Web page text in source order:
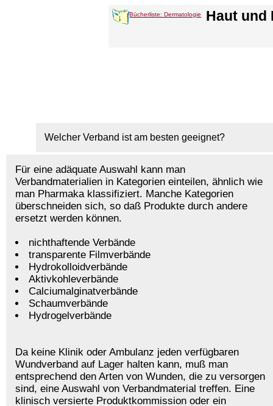
Bücherliste: Dermatologie Haut und
Welcher Verband ist am besten geeignet?
Für eine adäquate Auswahl kann man
Verbandmaterialien in Kategorien einteilen, ähnlich wie
man Pharmaka klassifiziert. Manche Kategorien
überschneiden sich, so daß Produkte durch andere
ersetzt werden können.
nichthaftende Verbände
transparente Filmverbände
Hydrokolloidverbände
Aktivkohleverbände
Calciumalginatverbände
Schaumverbände
Hydrogelverbände
Da keine Klinik oder Ambulanz jeden verfügbaren
Wundverband auf Lager halten kann, muß man
entsprechend den Arten von Wunden, die zu versorgen
sind, eine Auswahl von Verbandmaterial treffen. Eine
klinisch versierte Produktkommission oder ein